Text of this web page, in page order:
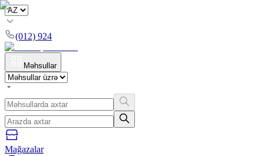
(012) 924
Məhsullar
Mağazalar